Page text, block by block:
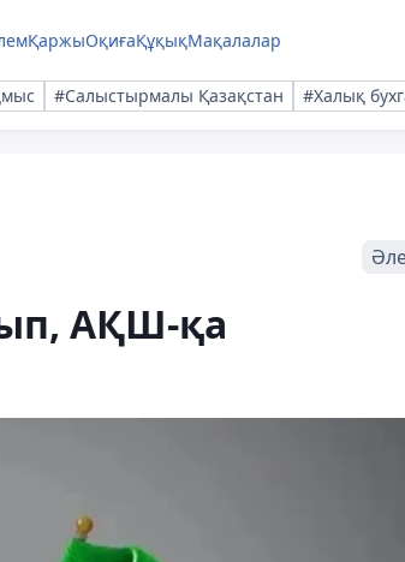
ҚаржыОқиғаҚұқықМақалалар
#Салыстырмалы Қазақстан #Халық
АҚШ-қа